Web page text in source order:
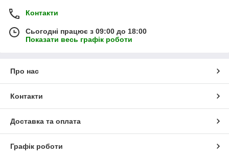
Контакти
Сьогодні працює з 09:00 до 18:00
Показати весь графік роботи
Про нас
Контакти
Доставка та оплата
Графік роботи